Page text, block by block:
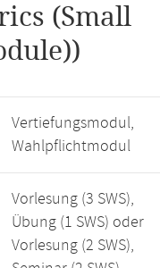
(Small
Vertiefungsmodul,
Wahlpflichtmodul
Vorlesung (3 SWS),
Übung (1 SWS) oder
Vorlesung (2 SWS),